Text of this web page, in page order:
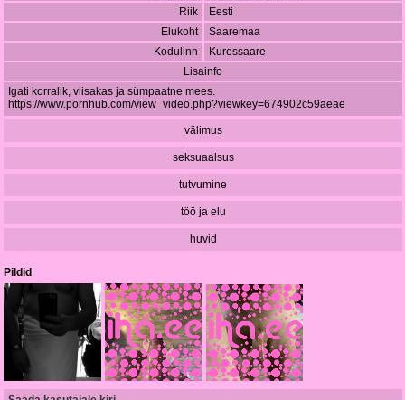
Riik
Eesti
Elukoht
Saaremaa
Kodulinn
Kuressaare
Lisainfo
Igati korralik, viisakas ja sümpaatne mees.
https://www.pornhub.com/view_video.php?viewkey=674902c59aeae
välimus
seksuaalsus
tutvumine
töö ja elu
huvid
Pildid